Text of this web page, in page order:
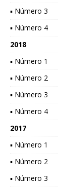
▪ Número 3
▪ Número 4
2018
▪ Número 1
▪ Número 2
▪ Número 3
▪ Número 4
2017
▪ Número 1
▪ Número 2
▪ Número 3